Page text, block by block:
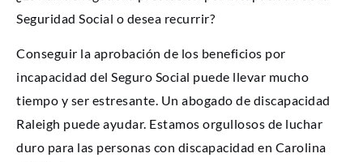
Seguridad Social o desea recurrir?
Conseguir la aprobación de los beneficios por
incapacidad del Seguro Social puede llevar mucho
tiempo y ser estresante. Un abogado de discapacidad
Raleigh puede ayudar. Estamos orgullosos de luchar
duro para las personas con discapacidad en Carolina